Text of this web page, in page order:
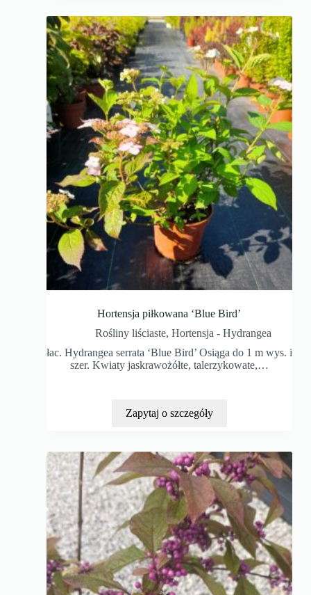
Hortensja piłkowana ‘Blue Bird’
Rośliny liściaste, Hortensja - Hydrangea
łac. Hydrangea serrata ‘Blue Bird’ Osiąga do 1 m wys. i
szer. Kwiaty jaskrawożółte, talerzykowate,…
Zapytaj o szczegóły